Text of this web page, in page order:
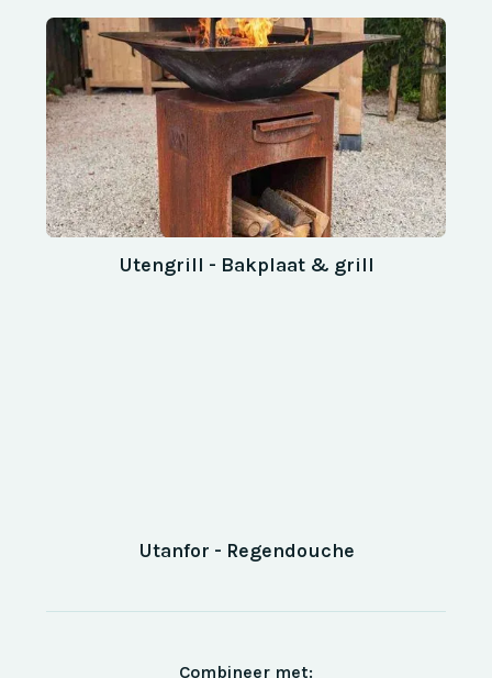
Utengrill - Bakplaat & grill
Utanfor - Regendouche
Combineer met: